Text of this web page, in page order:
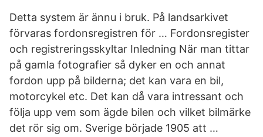
Detta system är ännu i bruk. På landsarkivet
förvaras fordonsregistren för … Fordonsregister
och registreringsskyltar Inledning När man tittar
på gamla fotografier så dyker en och annat
fordon upp på bilderna; det kan vara en bil,
motorcykel etc. Det kan då vara intressant och
följa upp vem som ägde bilen och vilket bilmärke
det rör sig om. Sverige började 1905 att …